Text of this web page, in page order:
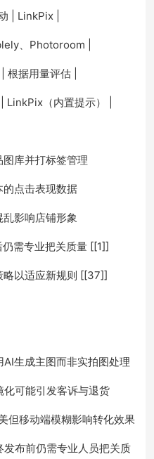
| LinkPix |
、Photoroom |
根据用量评估 |
LinkPix（内置提示） |
库并打标签管理
点击表现数据
影响店铺形象
需专业把关质量 [[1]]
略以适应新规则 [[37]]
生成主图而非实拍图处理
可能引发客诉与退货
移动端模糊影响转化效果
布前仍需专业人员把关质